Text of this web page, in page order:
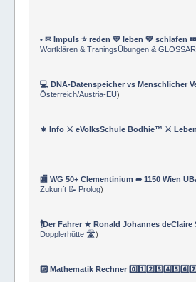
• ✉ Impuls ⭐️ reden 💛 leben 💚
Wortklären & TraningsÜbungen &
💻 DNA-Datenspeicher vs Menschlicher
Österreich/Austria-EU)
⚜ Info ⚔ eVolksSchule Bodhie™ ⚔
🏬 WG 50+ Clementinium ➦ 1150 Wien
Zukunft 📝 Prolog)
🕴Der Fahrer ★ Ronald Johannes
Dopplerhütte 🛣)
🔟 Mathematik Rechner